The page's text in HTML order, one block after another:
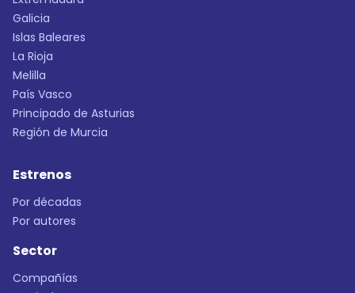
Galicia
Islas Baleares
La Rioja
Melilla
País Vasco
Principado de Asturias
Región de Murcia
Estrenos
Por décadas
Por autores
Sector
Compañías